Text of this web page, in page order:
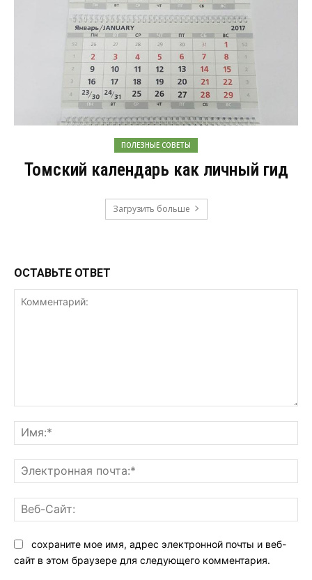
ПОЛЕЗНЫЕ СОВЕТЫ
Томский календарь как личный гид
Загрузить больше
ОСТАВЬТЕ ОТВЕТ
сохраните мое имя, адрес электронной почты и веб-
сайт в этом браузере для следующего комментария.